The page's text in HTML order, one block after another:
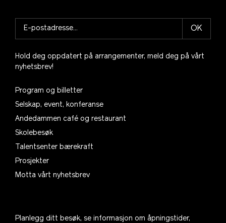
OK
Hold deg oppdatert på arrangementer, meld deg på vårt
nyhetsbrev!
Program og billetter
Selskap, event, konferanse
Andedammen café og restaurant
Skolebesøk
Talentsenter bærekraft
Prosjekter
Motta vårt nyhetsbrev
Planlegg ditt besøk, se informasjon om åpningstider,